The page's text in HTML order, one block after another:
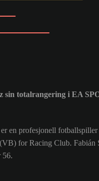
sin totalrangering i EA
en profesjonell
for Racing Club. Fabián
56.